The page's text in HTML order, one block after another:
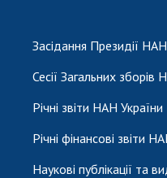
Засідання Президії
Сесії Загальних зборів
Річні звіти НАН України
Річні фінансові звіти
Наукові публікації та